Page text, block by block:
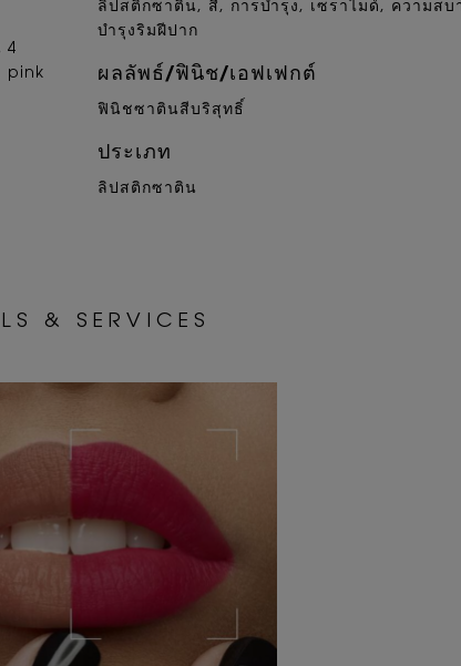
4
pink
ลิปสติกซาติน, สี, การบำรุง, เซราไมด์, ความสบ
บำรุงริมฝีปาก
ผลลัพธ์/ฟินิช/เอฟเฟกต์
ฟินิชซาตินสีบริสุทธิ์
ประเภท
ลิปสติกซาติน
S & S E R V I C E S